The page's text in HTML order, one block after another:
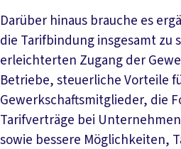
Darüber hinaus brauche es
die Tarifbindung insgesamt zu
erleichterten Zugang der
Betriebe, steuerliche Vorteile
Gewerkschaftsmitglieder, die
Tarifverträge bei
sowie bessere Möglichkeiten,